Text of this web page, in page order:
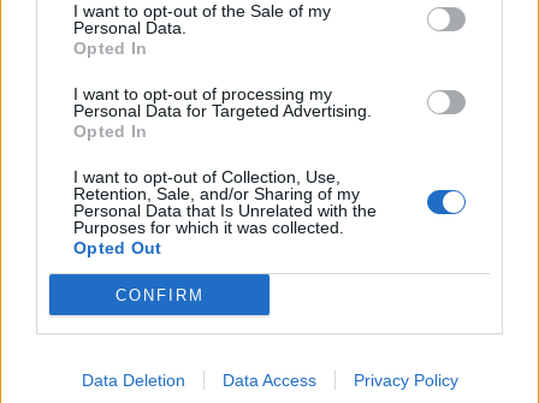
I want to opt-out of the Sale of my
Personal Data.
Opted In
I want to opt-out of processing my
Personal Data for Targeted Advertising.
Opted In
I want to opt-out of Collection, Use,
Retention, Sale, and/or Sharing of my
Personal Data that Is Unrelated with the
Purposes for which it was collected.
Opted Out
CONFIRM
Data Deletion Data Access Privacy Policy
Comentari:
Deseu el meu nom, el correu electrònic i el lloc web en
aquest navegador per a la propera vegada que comenti.